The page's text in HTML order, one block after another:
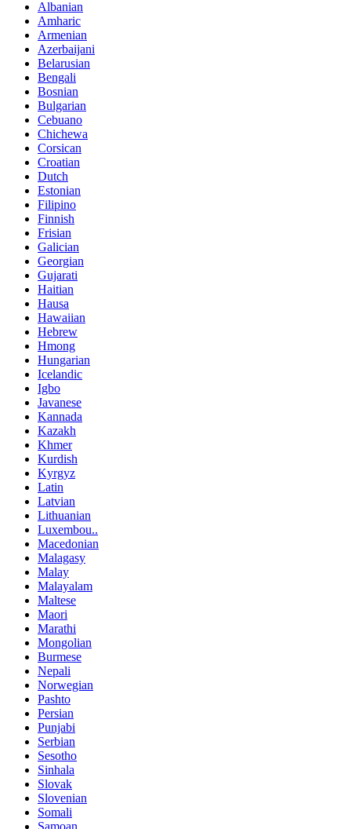
Albanian
Amharic
Armenian
Azerbaijani
Belarusian
Bengali
Bosnian
Bulgarian
Cebuano
Chichewa
Corsican
Croatian
Dutch
Estonian
Filipino
Finnish
Frisian
Galician
Georgian
Gujarati
Haitian
Hausa
Hawaiian
Hebrew
Hmong
Hungarian
Icelandic
Igbo
Javanese
Kannada
Kazakh
Khmer
Kurdish
Kyrgyz
Latin
Latvian
Lithuanian
Luxembou..
Macedonian
Malagasy
Malay
Malayalam
Maltese
Maori
Marathi
Mongolian
Burmese
Nepali
Norwegian
Pashto
Persian
Punjabi
Serbian
Sesotho
Sinhala
Slovak
Slovenian
Somali
Samoan